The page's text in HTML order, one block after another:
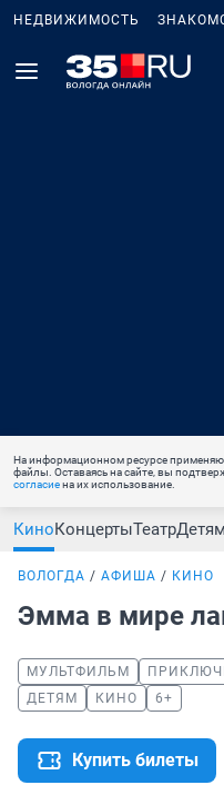
НЕДВИЖИМОСТЬ
На информационном ресурсе
файлы. Оставаясь на сайте, вы
согласиена их использование.
КиноКонцертыТеатрДетям
ВОЛОГДА АФИША КИНО
Эмма в мире
МУЛЬТФИЛЬМ
ДЕТЯМ
КИНО 6+
Купить билеты